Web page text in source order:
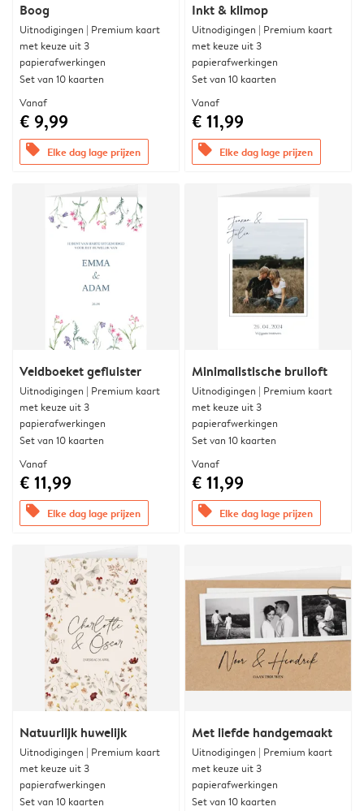
Boog
Uitnodigingen | Premium kaart
met keuze uit 3
papierafwerkingen
Set van 10 kaarten
Vanaf
€ 9,99
offers Elke dag lage prijzen
Inkt & klimop
Uitnodigingen | Premium kaart
met keuze uit 3
papierafwerkingen
Set van 10 kaarten
Vanaf
€ 11,99
offers Elke dag lage prijzen
Veldboeket gefluister
Uitnodigingen | Premium kaart
met keuze uit 3
papierafwerkingen
Set van 10 kaarten
Vanaf
€ 11,99
offers Elke dag lage prijzen
Minimalistische bruiloft
Uitnodigingen | Premium kaart
met keuze uit 3
papierafwerkingen
Set van 10 kaarten
Vanaf
€ 11,99
offers Elke dag lage prijzen
Natuurlijk huwelijk
Uitnodigingen | Premium kaart
met keuze uit 3
papierafwerkingen
Set van 10 kaarten
Met liefde handgemaakt
Uitnodigingen | Premium kaart
met keuze uit 3
papierafwerkingen
Set van 10 kaarten